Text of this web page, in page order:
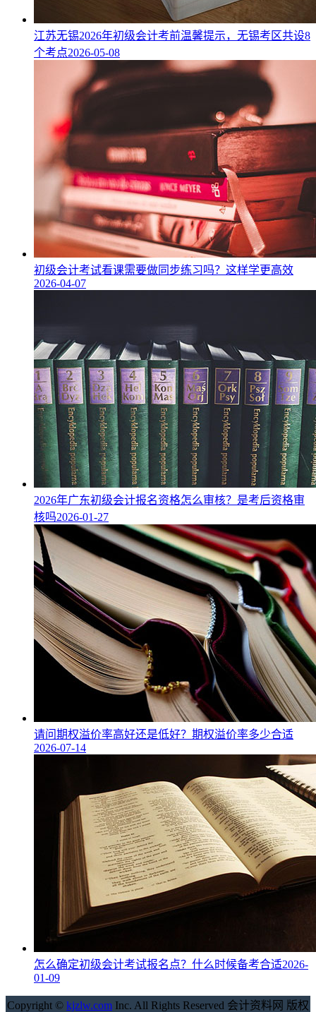
江苏无锡2026年初级会计考前温馨提示，无锡考区共设8
个考点2026-05-08
初级会计考试看课需要做同步练习吗？这样学更高效
2026-04-07
2026年广东初级会计报名资格怎么审核？是考后资格审
核吗2026-01-27
请问期权溢价率高好还是低好？期权溢价率多少合适
2026-07-14
怎么确定初级会计考试报名点？什么时候备考合适2026-
01-09
Copyright © kjzlw.com Inc. All Rights Reserved 会计资料网 版权